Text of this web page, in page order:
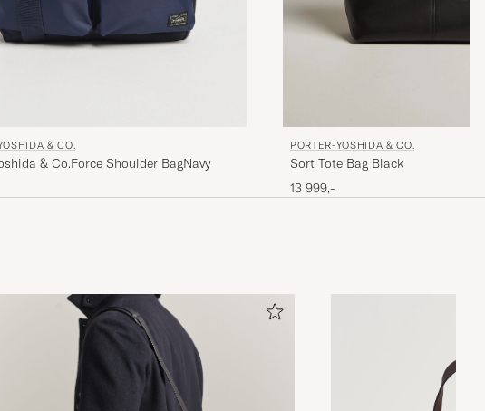
& CO.
& Co.Force Shoulder BagNavy
PORTER-YOSHIDA & CO.
Sort Tote Bag Black
13 999,-